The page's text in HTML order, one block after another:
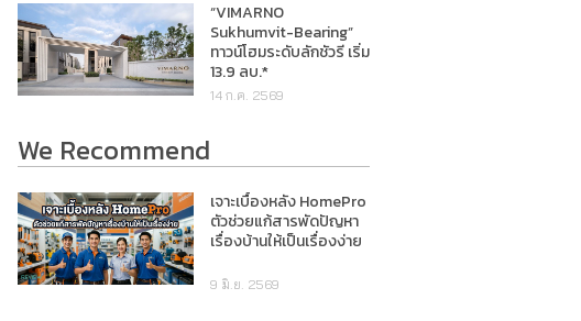
“VIMARNO
Sukhumvit-Bearing”
ทาวน์โฮมระดับลักชัวรี เริ่ม
13.9 ลบ.*
14 ก.ค. 2569
We Recommend
เจาะเบื้องหลัง HomePro
ตัวช่วยแก้สารพัดปัญหา
เรื่องบ้านให้เป็นเรื่องง่าย
9 มิ.ย. 2569